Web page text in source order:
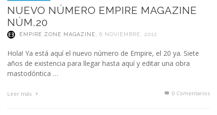
NUEVO NÚMERO EMPIRE MAGAZINE
NÚM.20
EMPIRE ZONE MAGAZINE, 6 NOVIEMBRE, 2012
Hola! Ya está aquí el nuevo número de Empire, el 20 ya. Siete
años de existencia para llegar hasta aquí y editar una obra
mastodóntica …
Leer más 0 Comentarios